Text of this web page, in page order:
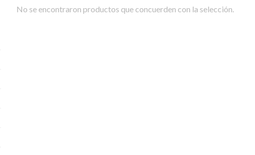
No se encontraron productos que concuerden con la selección.